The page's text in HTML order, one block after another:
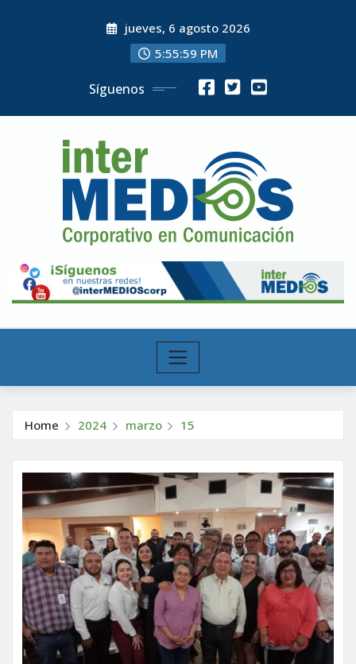
jueves, 6 agosto 2026
5:56:01 PM
Síguenos
Home 2024 marzo 15